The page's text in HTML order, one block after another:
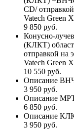
CD/
Vatech Green X
9 850 руб.
Конусно-
(КЛКТ)
отправкой на
Vatech Green X
10 550 руб.
Описание
3 950 руб.
Описание
6 850 руб.
Описание
3 950 руб.